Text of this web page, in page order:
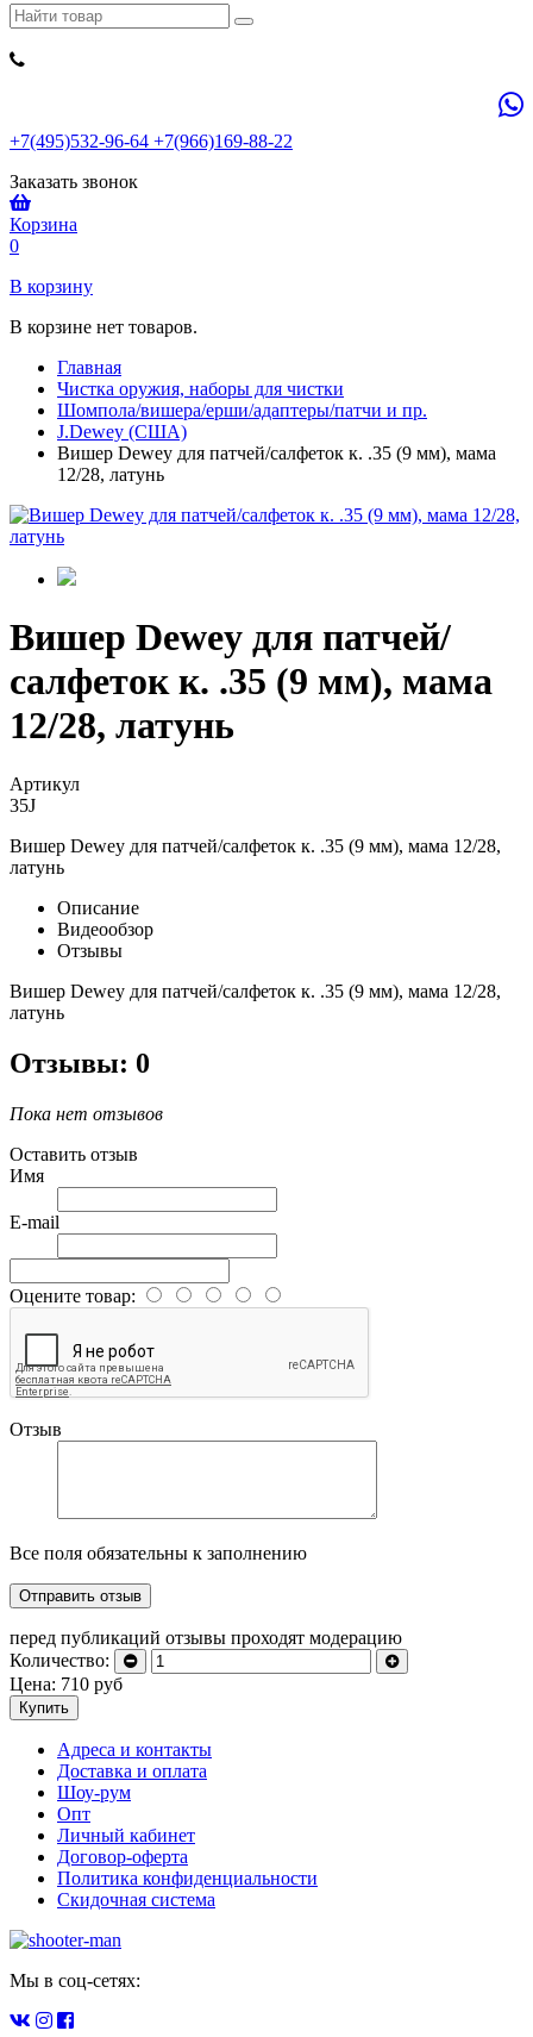
+7(495)532-96-64 +7(966)169-88-22
Заказать звонок
Корзина
0
В корзину
В корзине нет товаров.
Главная
Чистка оружия, наборы для чистки
Шомпола/вишера/ерши/адаптеры/патчи и пр.
J.Dewey (США)
Вишер Dewey для патчей/салфеток к. .35 (9 мм), мама
12/28, латунь
Вишер Dewey для патчей/
салфеток к. .35 (9 мм), мама
12/28, латунь
Артикул
35J
Вишер Dewey для патчей/салфеток к. .35 (9 мм), мама 12/28,
латунь
Описание
Видеообзор
Отзывы
Вишер Dewey для патчей/салфеток к. .35 (9 мм), мама 12/28,
латунь
Отзывы: 0
Пока нет отзывов
Оставить отзыв
Имя
E-mail
Оцените товар:
Отзыв
Все поля обязательны к заполнению
перед публикаций отзывы проходят модерацию
Количество:
Цена: 710 руб
Купить
Адреса и контакты
Доставка и оплата
Шоу-рум
Опт
Личный кабинет
Договор-оферта
Политика конфиденциальности
Скидочная система
Мы в соц-сетях: